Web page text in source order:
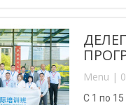
Menu |
С 1 по